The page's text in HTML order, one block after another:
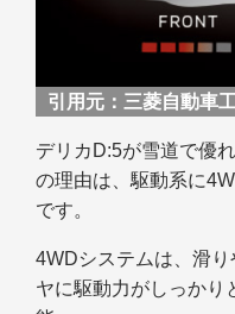
引用元： 三菱自動車
デリカD:5が雪道で優
の理由は、駆動系に
です。
4WDシステムは、滑
ヤに駆動力がしっかり